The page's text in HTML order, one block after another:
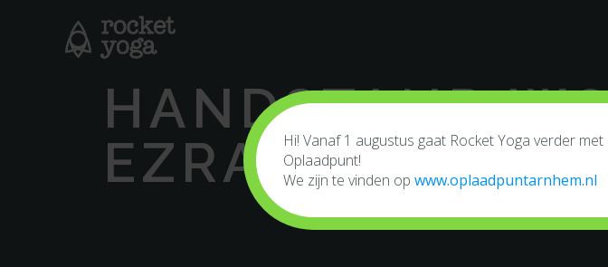
HANDSTAND
EZRA & RIANNE
Hi! Vanaf 1 augustus gaat Rocket Yoga verder
Oplaadpunt!
We zijn te vinden op www.oplaadpuntarnhem.nl